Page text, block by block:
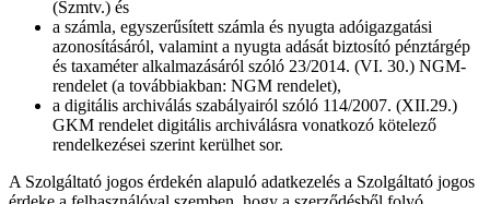
(Szmtv.) és
a számla, egyszerűsített számla és nyugta adóigazgatási
azonosításáról, valamint a nyugta adását biztosító pénztárgép
és taxaméter alkalmazásáról szóló 23/2014. (VI. 30.) NGM-
rendelet (a továbbiakban: NGM rendelet),
a digitális archiválás szabályairól szóló 114/2007. (XII.29.)
GKM rendelet digitális archiválásra vonatkozó kötelező
rendelkezései szerint kerülhet sor.
A Szolgáltató jogos érdekén alapuló adatkezelés a Szolgáltató jogos